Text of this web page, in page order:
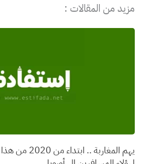
مزيد من المقالات :